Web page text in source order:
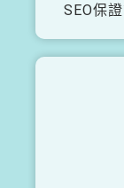
SEO保